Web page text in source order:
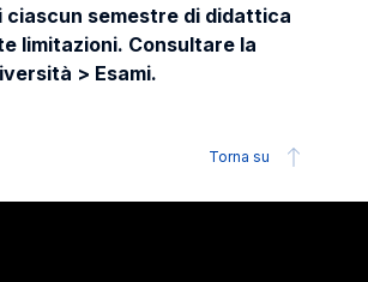
ciascun semestre di didattica
limitazioni. Consultare la
> Esami.
Torna su